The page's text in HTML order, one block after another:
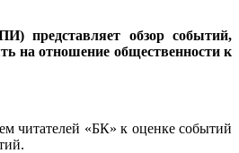
представляет обзор событий,
на отношение общественности к
читателей «БК» к оценке событий